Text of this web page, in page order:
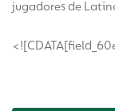
jugadores de